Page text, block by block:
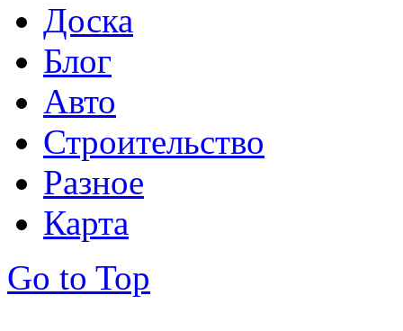
Доска
Блог
Авто
Строительство
Разное
Карта
Go to Top